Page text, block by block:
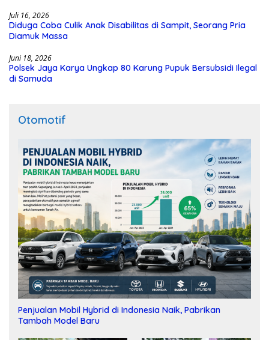
Juli 16, 2026
Diduga Coba Culik Anak Disabilitas di Sampit, Seorang Pria
Diamuk Massa
Juni 18, 2026
Polsek Jaya Karya Ungkap 80 Karung Pupuk Bersubsidi Ilegal
di Samuda
Otomotif
Penjualan Mobil Hybrid di Indonesia Naik, Pabrikan
Tambah Model Baru